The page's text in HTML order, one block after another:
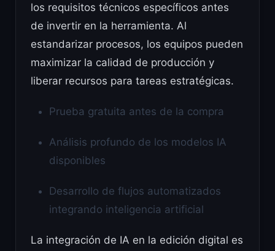
los requisitos técnicos específicos antes
de invertir en la herramienta. Al
estandarizar procesos, los equipos pueden
maximizar la calidad de producción y
liberar recursos para tareas estratégicas.
Prueba gratuita antes de la compra
Análisis profundo de los modelos IA
disponibles
Desarrollo de flujos automatizados
integrando inteligencia artificial
La integración de IA en la edición digital es